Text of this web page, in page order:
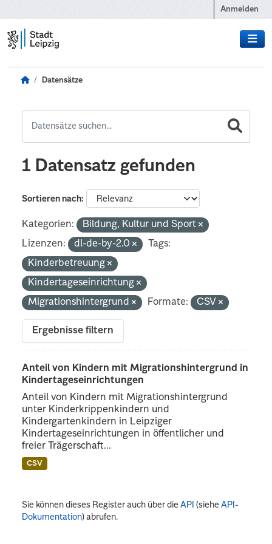
Anmelden
Datensätze
1 Datensatz gefunden
Sortieren nach
Kategorien:
Bildung, Kultur und Sport
Lizenzen:
dl-de-by-2.0
Tags:
Kinderbetreuung
Kindertageseinrichtung
Migrationshintergrund
Formate: CSV
Ergebnisse filtern
Anteil von Kindern mit Migrationshintergrund in
Kindertageseinrichtungen
Anteil von Kindern mit Migrationshintergrund
unter Kinderkrippenkindern und
Kindergartenkindern in Leipziger
Kindertageseinrichtungen in öffentlicher und
freier Trägerschaft...
CSV
Sie können dieses Register auch über dieAPI (sieheAPI-
Dokumentation) abrufen.